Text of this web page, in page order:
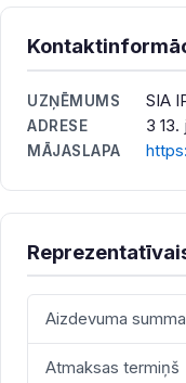
UZŅĒMUMS SIA
ADRESE 3
MĀJASLAPA
Aizdevuma summa
Atmaksas termiņš